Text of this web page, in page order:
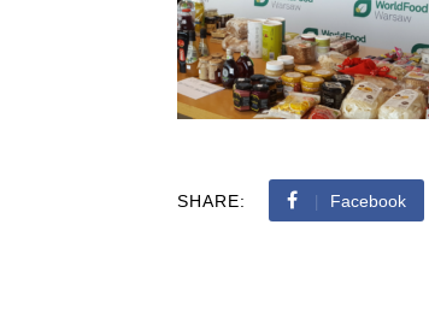
SHARE: Facebook